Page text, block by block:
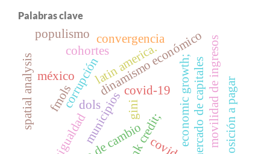
Palabras clave
dinamismo económico
municipiosbank credit; economic growth;
latin america.
corrupción
méxico
covid-19
mercado de capitales
dols
fmols
convergencia
desigualdad
spatial analysis gini movilidad de ingresos
cohortes
disposición a pagar
populismo